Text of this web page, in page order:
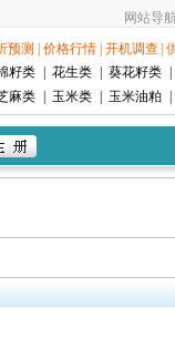
网站导
预测 价格行情 开机调查
籽类 花生类 葵花籽类
麻类 玉米类 玉米油粕